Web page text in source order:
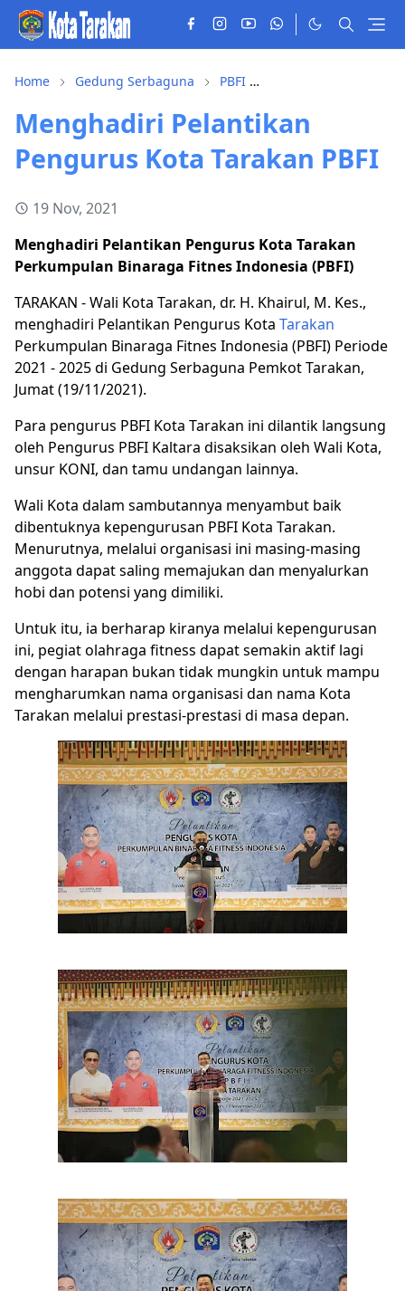
Home Gedung Serbaguna PBFI
Menghadiri Pelantikan
Pengurus Kota Tarakan PBFI
19 Nov, 2021
Menghadiri Pelantikan Pengurus Kota Tarakan
Perkumpulan Binaraga Fitnes Indonesia (PBFI)
TARAKAN - Wali Kota Tarakan, dr. H. Khairul, M. Kes.,
menghadiri Pelantikan Pengurus Kota Tarakan
Perkumpulan Binaraga Fitnes Indonesia (PBFI) Periode
2021 - 2025 di Gedung Serbaguna Pemkot Tarakan,
Jumat (19/11/2021).
Para pengurus PBFI Kota Tarakan ini dilantik langsung
oleh Pengurus PBFI Kaltara disaksikan oleh Wali Kota,
unsur KONI, dan tamu undangan lainnya.
Wali Kota dalam sambutannya menyambut baik
dibentuknya kepengurusan PBFI Kota Tarakan.
Menurutnya, melalui organisasi ini masing-masing
anggota dapat saling memajukan dan menyalurkan
hobi dan potensi yang dimiliki.
Untuk itu, ia berharap kiranya melalui kepengurusan
ini, pegiat olahraga fitness dapat semakin aktif lagi
dengan harapan bukan tidak mungkin untuk mampu
mengharumkan nama organisasi dan nama Kota
Tarakan melalui prestasi-prestasi di masa depan.